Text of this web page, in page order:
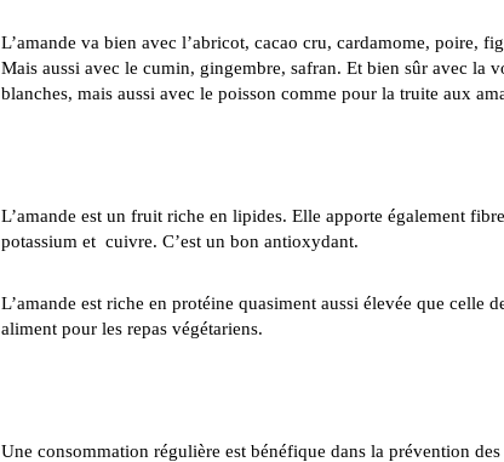
L’amande va bien avec l’abricot, cacao cru, cardamome, poire,
Mais aussi avec le cumin, gingembre, safran. Et bien sûr avec la
blanches, mais aussi avec le poisson comme pour la truite aux
L’amande est un fruit riche en lipides. Elle apporte également
potassium et cuivre. C’est un bon antioxydant.
L’amande est riche en protéine quasiment aussi élevée que celle
aliment pour les repas végétariens.
Une consommation régulière est bénéfique dans la prévention